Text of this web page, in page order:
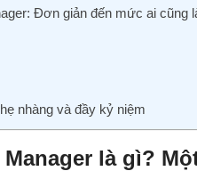
Đơn giản đến mức ai cũng
nhàng và đầy kỷ niệm
là gì?